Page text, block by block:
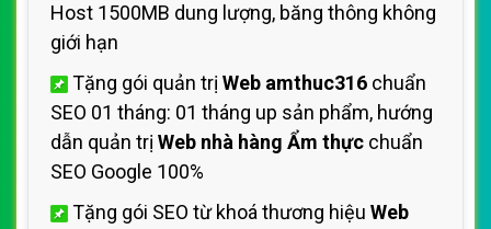
Host 1500MB dung lượng, băng thông không
giới hạn
Tặng gói quản trị Web amthuc316 chuẩn
SEO 01 tháng: 01 tháng up sản phẩm, hướng
dẫn quản trị Web nhà hàng Ẩm thực chuẩn
SEO Google 100%
Tặng gói SEO từ khoá thương hiệu Web